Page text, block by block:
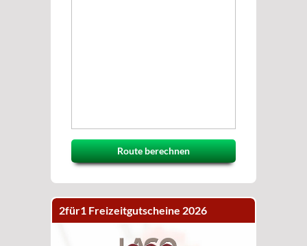
Route berechnen
2für1 Freizeitgutscheine 2026